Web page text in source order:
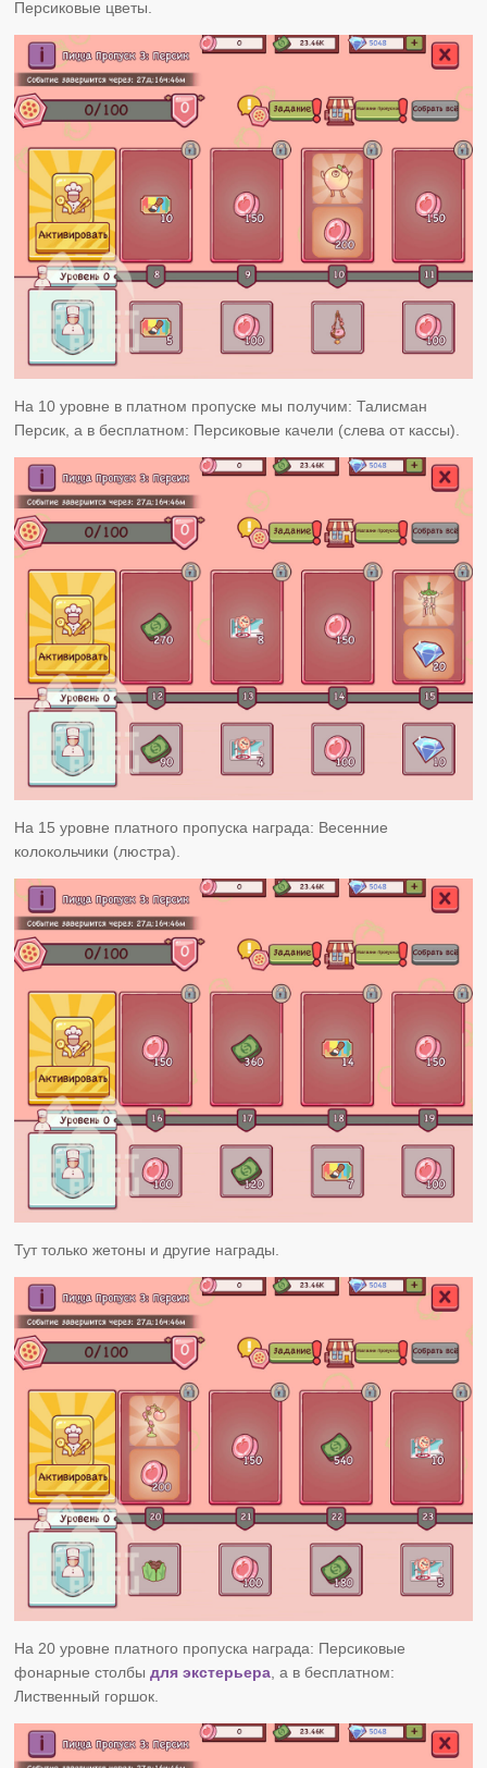
Персиковые цветы.
На 10 уровне в платном пропуске мы получим: Талисман
Персик, а в бесплатном: Персиковые качели (слева от кассы).
На 15 уровне платного пропуска награда: Весенние
колокольчики (люстра).
Тут только жетоны и другие награды.
На 20 уровне платного пропуска награда: Персиковые
фонарные столбыдля экстерьера , а в бесплатном:
Лиственный горшок.